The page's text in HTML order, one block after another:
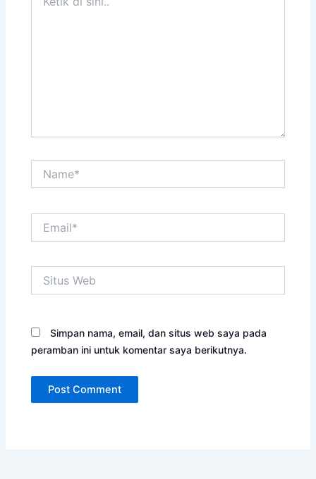
Web
Simpan nama, email, dan situs web saya pada
peramban ini untuk komentar saya berikutnya.